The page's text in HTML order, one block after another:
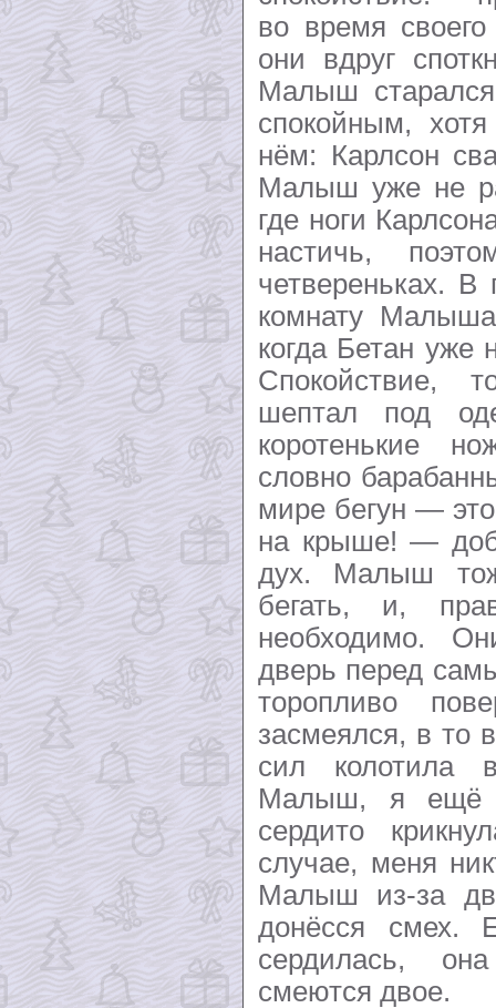
во время своего
они вдруг
Малыш
спокойным,
нём: Карлсон
Малыш уже не
где ноги
настичь,
четвереньках.
комнату
когда Бетан уже
Спокойствие,
шептал под
коротенькие
словно
мире бегун —
на крыше! —
дух. Малыш
бегать, и,
необходимо.
дверь перед
торопливо
засмеялся, в то
сил
Малыш, я ещё
сердито
случае, меня
Малыш из-за
донёсся смех.
сердилась,
смеются двое.